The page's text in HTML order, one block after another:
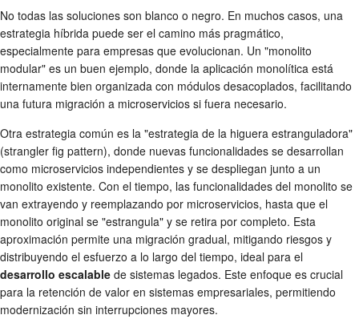
No todas las soluciones son blanco o negro. En muchos casos, una
estrategia híbrida puede ser el camino más pragmático,
especialmente para empresas que evolucionan. Un "monolito
modular" es un buen ejemplo, donde la aplicación monolítica está
internamente bien organizada con módulos desacoplados, facilitando
una futura migración a microservicios si fuera necesario.
Otra estrategia común es la "estrategia de la higuera estranguladora"
(strangler fig pattern), donde nuevas funcionalidades se desarrollan
como microservicios independientes y se despliegan junto a un
monolito existente. Con el tiempo, las funcionalidades del monolito se
van extrayendo y reemplazando por microservicios, hasta que el
monolito original se "estrangula" y se retira por completo. Esta
aproximación permite una migración gradual, mitigando riesgos y
distribuyendo el esfuerzo a lo largo del tiempo, ideal para el
desarrollo escalable de sistemas legados. Este enfoque es crucial
para la retención de valor en sistemas empresariales, permitiendo
modernización sin interrupciones mayores.